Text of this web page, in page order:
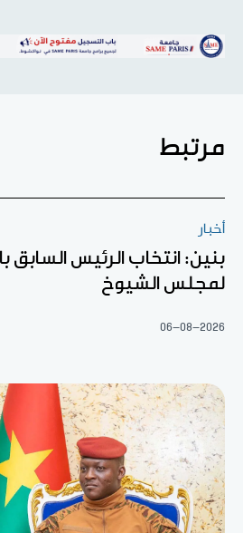
مرتبط
أخبار
بنين: انتخاب الرئيس السابق
لمجلس الشيوخ
06-08-2026